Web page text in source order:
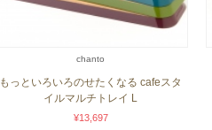
chanto
もっといろいろのせたくなる cafeスタ
イルマルチトレイ L
¥13,697